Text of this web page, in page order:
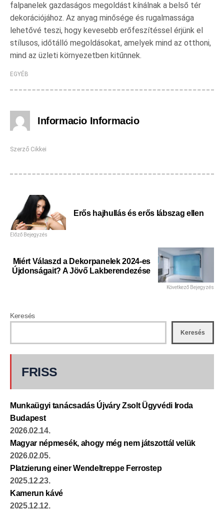
falpanelek gazdaságos megoldást kínálnak a belső tér
dekorációjához. Az anyag minősége és rugalmassága
lehetővé teszi, hogy kevesebb erőfeszítéssel érjünk el
stílusos, időtálló megoldásokat, amelyek mind az otthoni,
mind az üzleti környezetben kitűnnek.
EGYÉB
Informacio Informacio
Szerző Cikkei
Erős hajhullás és erős lábszag ellen
Előző Bejegyzés
Miért Válaszd a Dekorpanelek 2024-es
Újdonságait? A Jövő Lakberendezése
Következő Bejegyzés
Keresés
Keresés
FRISS
Munkaügyi tanácsadás Újváry Zsolt Ügyvédi Iroda
Budapest
2026.02.14.
Magyar népmesék, ahogy még nem játszottál velük
2026.02.05.
Platzierung einer Wendeltreppe Ferrostep
2025.12.23.
Kamerun kávé
2025.12.12.